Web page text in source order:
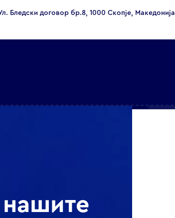
Бледски договор бр.8, 1000 Скопје, Македонија
нашите